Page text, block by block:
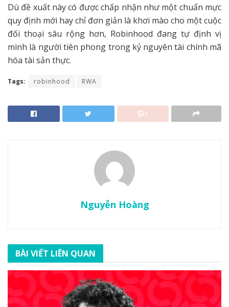
Dù đề xuất này có được chấp nhận như một chuẩn mực
quy định mới hay chỉ đơn giản là khơi mào cho một cuộc
đối thoại sâu rộng hơn, Robinhood đang tự định vị
mình là người tiên phong trong kỷ nguyên tài chính mã
hóa tài sản thực.
Tags: robinhood RWA
Nguyễn Hoàng
BÀI VIẾT LIÊN QUAN